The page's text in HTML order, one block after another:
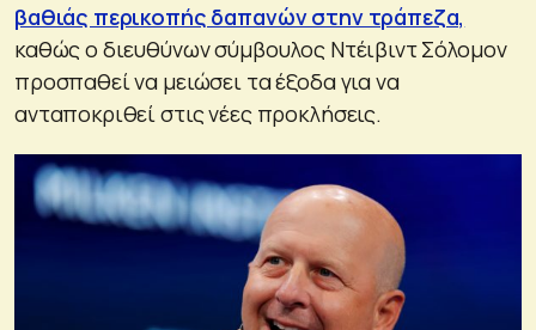
βαθιάς περικοπής δαπανών στην τράπεζα,
καθώς ο διευθύνων σύμβουλος Ντέιβιντ Σόλομον
προσπαθεί να μειώσει τα έξοδα για να
ανταποκριθεί στις νέες προκλήσεις.